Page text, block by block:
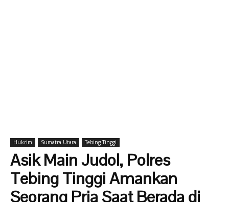
Hukrim Sumatra Utara Tebing Tinggi
Asik Main Judol, Polres
Tebing Tinggi Amankan
Seorang Pria Saat Berada di